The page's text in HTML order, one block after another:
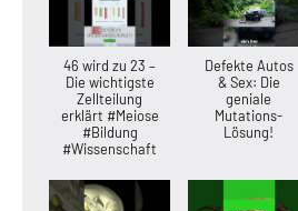
46 wird zu 23 –
Die wichtigste
Zellteilung
erklärt #Meiose
#Bildung
#Wissenschaft
Defekte Autos
& Sex: Die
geniale
Mutations-
Lösung!